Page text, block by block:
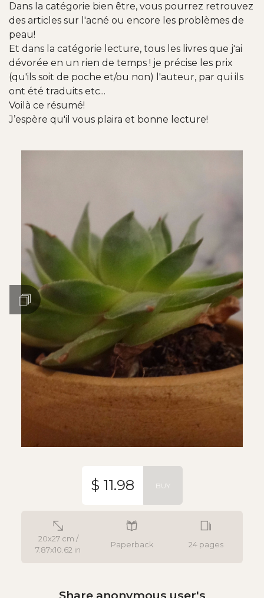
Dans la catégorie bien être, vous pourrez retrouvez
des articles sur l'acné ou encore les problèmes de
peau!
Et dans la catégorie lecture, tous les livres que j'ai
dévorée en un rien de temps ! je précise les prix
(qu'ils soit de poche et/ou non) l'auteur, par qui ils
ont été traduits etc...
Voilà ce résumé!
J’espère qu'il vous plaira et bonne lecture!
20x27 cm /
7.87x10.62 in
Paperback 24 pages
$ 11.98 BUY
Share anonymous user's